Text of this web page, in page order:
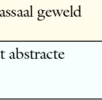
geweld
abstracte